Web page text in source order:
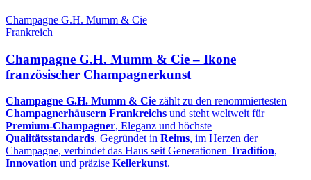
Champagne G.H. Mumm & Cie
Frankreich
Champagne G.H. Mumm & Cie – Ikone
französischer Champagnerkunst
Champagne G.H. Mumm & Cie zählt zu den renommiertesten
Champagnerhäusern Frankreichs und steht weltweit für
Premium‑Champagner, Eleganz und höchste
Qualitätsstandards. Gegründet in Reims, im Herzen der
Champagne, verbindet das Haus seit Generationen Tradition,
Innovation und präzise Kellerkunst.